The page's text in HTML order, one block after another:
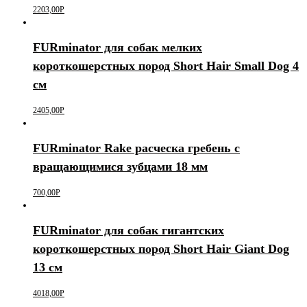
2203,00Р
FURminator для собак мелких
короткошерстных пород Short Hair Small Dog 4
см
2405,00Р
FURminator Rake расческа гребень с
вращающимися зубцами 18 мм
700,00Р
FURminator для собак гигантских
короткошерстных пород Short Hair Giant Dog
13 см
4018,00Р